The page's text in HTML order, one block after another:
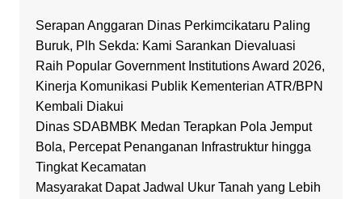
Serapan Anggaran Dinas Perkimcikataru Paling
Buruk, Plh Sekda: Kami Sarankan Dievaluasi
Raih Popular Government Institutions Award 2026,
Kinerja Komunikasi Publik Kementerian ATR/BPN
Kembali Diakui
Dinas SDABMBK Medan Terapkan Pola Jemput
Bola, Percepat Penanganan Infrastruktur hingga
Tingkat Kecamatan
Masyarakat Dapat Jadwal Ukur Tanah yang Lebih